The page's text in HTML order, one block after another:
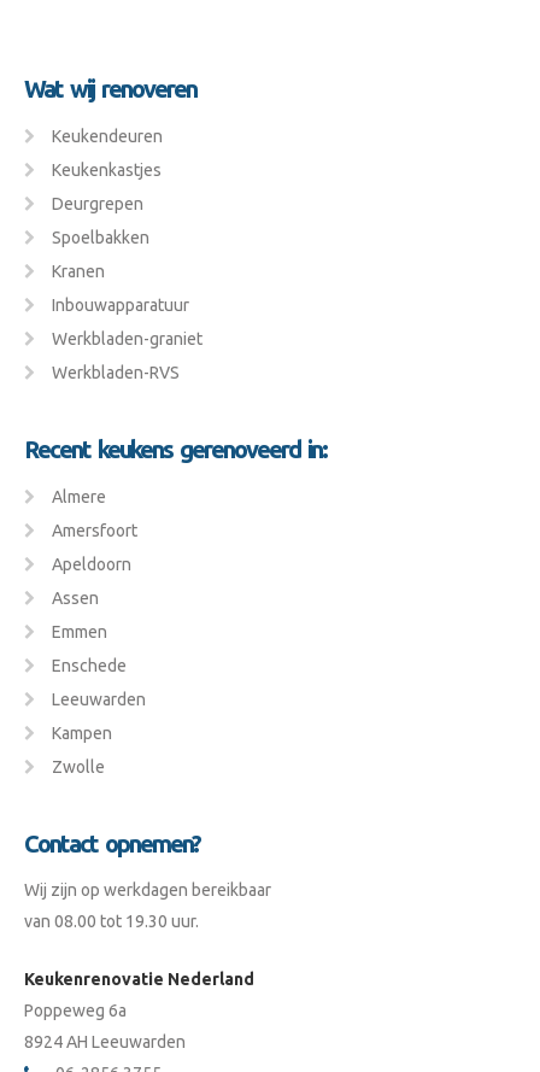
Wat wij renoveren
Keukendeuren
Keukenkastjes
Deurgrepen
Spoelbakken
Kranen
Inbouwapparatuur
Werkbladen-graniet
Werkbladen-RVS
Recent keukens gerenoveerd in:
Almere
Amersfoort
Apeldoorn
Assen
Emmen
Enschede
Leeuwarden
Kampen
Zwolle
Contact opnemen?
Wij zijn op werkdagen bereikbaar
van 08.00 tot 19.30 uur.
Keukenrenovatie Nederland
Poppeweg 6a
8924 AH Leeuwarden